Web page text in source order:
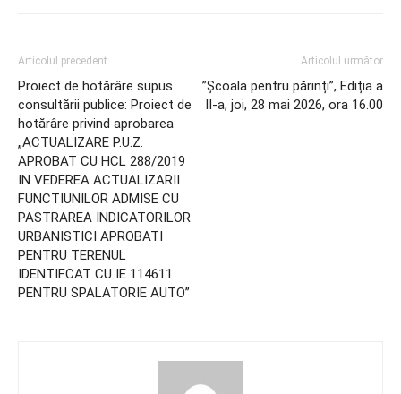
Articolul precedent
Proiect de hotărâre supus
consultării publice: Proiect de
hotărâre privind aprobarea
„ACTUALIZARE P.U.Z.
APROBAT CU HCL 288/2019
IN VEDEREA ACTUALIZARII
FUNCTIUNILOR ADMISE CU
PASTRAREA INDICATORILOR
URBANISTICI APROBATI
PENTRU TERENUL
IDENTIFCAT CU IE 114611
PENTRU SPALATORIE AUTO”
Articolul următor
”Școala pentru părinți”, Ediția a
II-a, joi, 28 mai 2026, ora 16.00